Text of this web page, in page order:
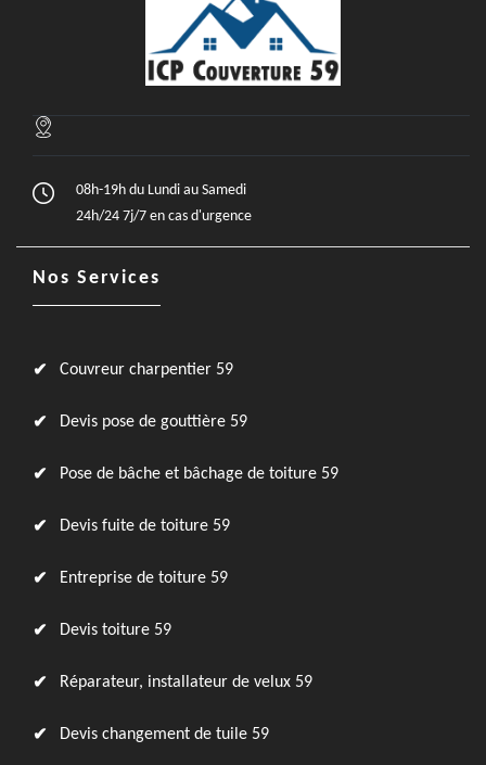
08h-19h du Lundi au Samedi
24h/24 7j/7 en cas d'urgence
Nos Services
Couvreur charpentier 59
Devis pose de gouttière 59
Pose de bâche et bâchage de toiture 59
Devis fuite de toiture 59
Entreprise de toiture 59
Devis toiture 59
Réparateur, installateur de velux 59
Devis changement de tuile 59